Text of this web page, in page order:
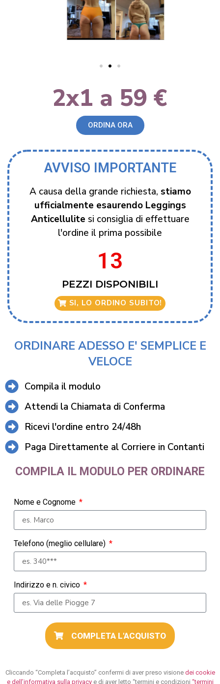
2x1 a 59 €
ORDINA ORA
AVVISO IMPORTANTE
A causa della grande richiesta, stiamo
ufficialmente esaurendo Leggings
Anticellulite si consiglia di effettuare
l'ordine il prima possibile
13
PEZZI DISPONIBILI
SI, LO ORDINO SUBITO!
ORDINARE ADESSO E' SEMPLICE E
VELOCE
Compila il modulo
Attendi la Chiamata di Conferma
Ricevi l'ordine entro 24/48h
Paga Direttamente al Corriere in Contanti
COMPILA IL MODULO PER ORDINARE
Nome e Cognome
Telefono (meglio cellulare)
Indirizzo e n. civico
COMPLETA L'ACQUISTO
Cliccando “Completa l’acquisto” confermi di aver preso visione dei cookie
e dell’informativa sulla privacy e di aver letto “termini e condizioni “termini